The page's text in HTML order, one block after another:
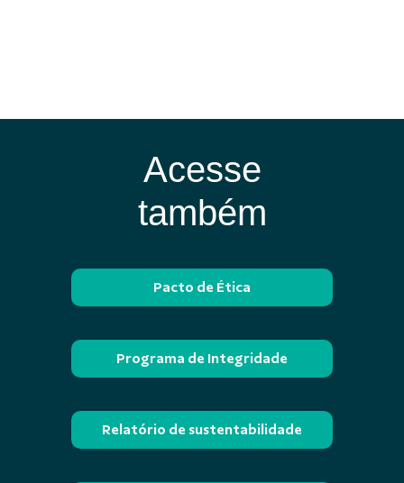
Acesse
também
Pacto de Ética
Programa de Integridade
Relatório de sustentabilidade